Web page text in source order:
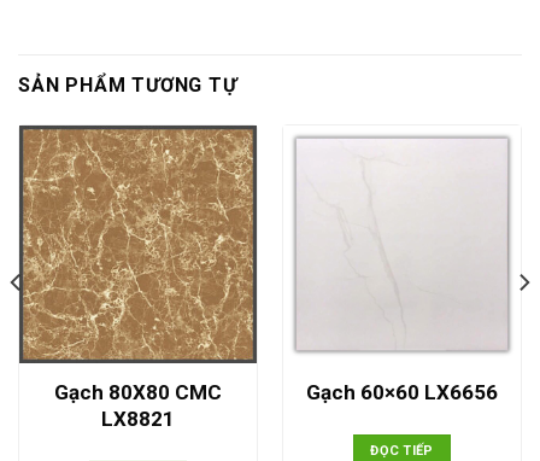
SẢN PHẨM TƯƠNG TỰ
Gạch 80X80 CMC
LX8821
Gạch 60×60 LX6656
ĐỌC TIẾP